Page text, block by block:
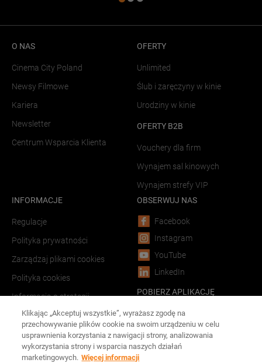
O NAS
Cinema City Poland
Newsy Filmowe
Kariera
Newsletter
Centrum Wsparcia Klienta
OFERTY
Unlimited
Ślub i zaręczyny w kinie
Urodziny w kinie
OFERTY B2B
Vouchery dla firm
Wynajem sal kinowych
Wynajem strefy VIP
INFORMACJE
Regulacje
Polityka prywatności
Zarządzaj plikami cookies
Polityka cookies
Informacja o strategii
LINKI
Forum Film Poland
OBSERWUJ NAS
Facebook
Instagram
YouTube
LinkedIn
POBIERZ APLIKACJĘ
Android
iOS
Klikając „Akceptuj wszystkie”, wyrażasz zgodę na
przechowywanie plików cookie na swoim urządzeniu w celu
usprawnienia korzystania z nawigacji strony, analizowania
wykorzystania strony i wsparcia naszych działań
marketingowych. Więcej informacji